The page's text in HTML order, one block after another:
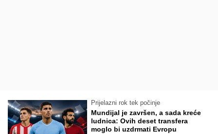
Prijelazni rok tek počinje
Mundijal je završen, a sada kreće
ludnica: Ovih deset transfera
moglo bi uzdrmati Evropu